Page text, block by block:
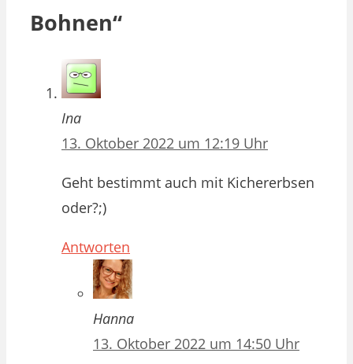
Bohnen“
Ina
13. Oktober 2022 um 12:19 Uhr
Geht bestimmt auch mit Kichererbsen
oder?;)
Antworten
Hanna
13. Oktober 2022 um 14:50 Uhr